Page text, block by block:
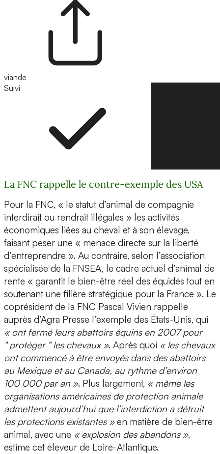
viande
Suivi
La FNC rappelle le contre-exemple des USA
Pour la FNC, « le statut d’animal de compagnie
interdirait ou rendrait illégales » les activités
économiques liées au cheval et à son élevage,
faisant peser une « menace directe sur la liberté
d’entreprendre ». Au contraire, selon l’association
spécialisée de la FNSEA, le cadre actuel d’animal de
rente « garantit le bien-être réel des équidés tout en
soutenant une filière stratégique pour la France ». Le
coprésident de la FNC Pascal Vivien rappelle
auprès d’Agra Presse l’exemple des États-Unis, qui
« ont fermé leurs abattoirs équins en 2007 pour
" protéger " les chevaux ». Après quoi « les chevaux
ont commencé à être envoyés dans des abattoirs
au Mexique et au Canada, au rythme d’environ
100 000 par an ». Plus largement, « même les
organisations américaines de protection animale
admettent aujourd’hui que l’interdiction a détruit
les protections existantes »en matière de bien-être
animal, avec une « explosion des abandons »,
estime cet éleveur de Loire-Atlantique.